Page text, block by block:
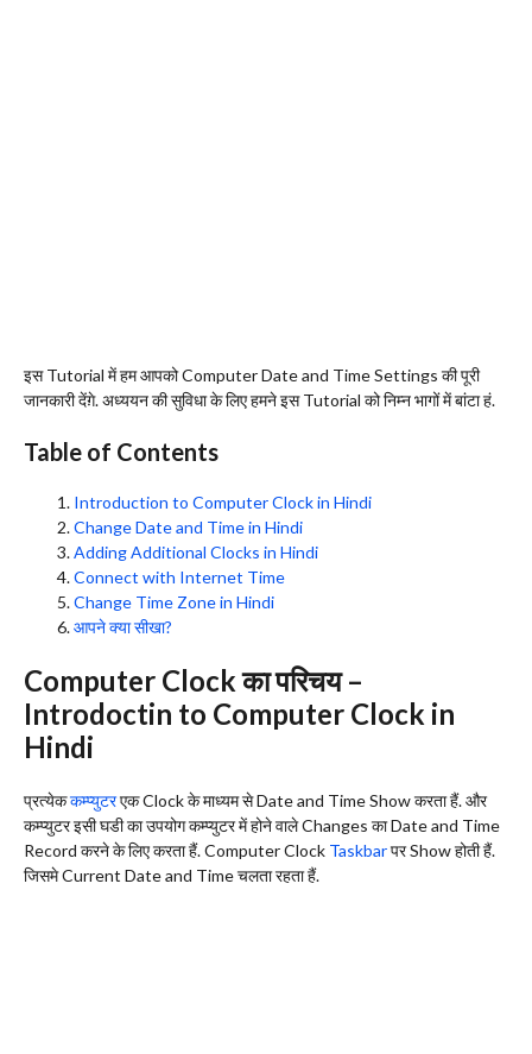
इस Tutorial में हम आपको Computer Date and Time Settings की पूरी
जानकारी देंग़े. अध्ययन की सुविधा के लिए हमने इस Tutorial को निम्न भागों में बांटा हं.
Table of Contents
Introduction to Computer Clock in Hindi
Change Date and Time in Hindi
Adding Additional Clocks in Hindi
Connect with Internet Time
Change Time Zone in Hindi
आपने क्या सीखा?
Computer Clock का परिचय –
Introdoctin to Computer Clock in
Hindi
प्रत्येककम्प्युटरएक Clock के माध्यम से Date and Time Show करता हैं. और
कम्प्युटर इसी घडी का उपयोग कम्प्युटर में होने वाले Changes का Date and Time
Record करने के लिए करता हैं. Computer Clock Taskbarपर Show होती हैं.
जिसमे Current Date and Time चलता रहता हैं.